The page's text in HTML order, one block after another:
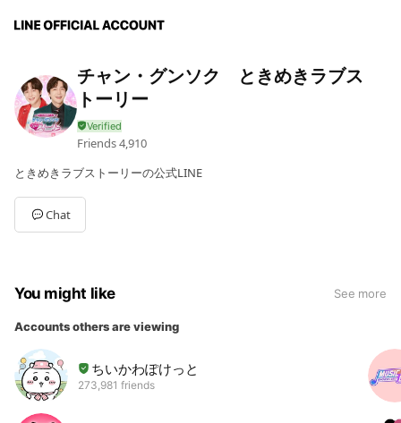
チャン・グンソク ときめきラブス
トーリー
Friends4,910
ときめきラブストーリーの公式LINE
Chat
You might like See more
Accounts others are viewing
ちいかわぽけっと
273,981 friends